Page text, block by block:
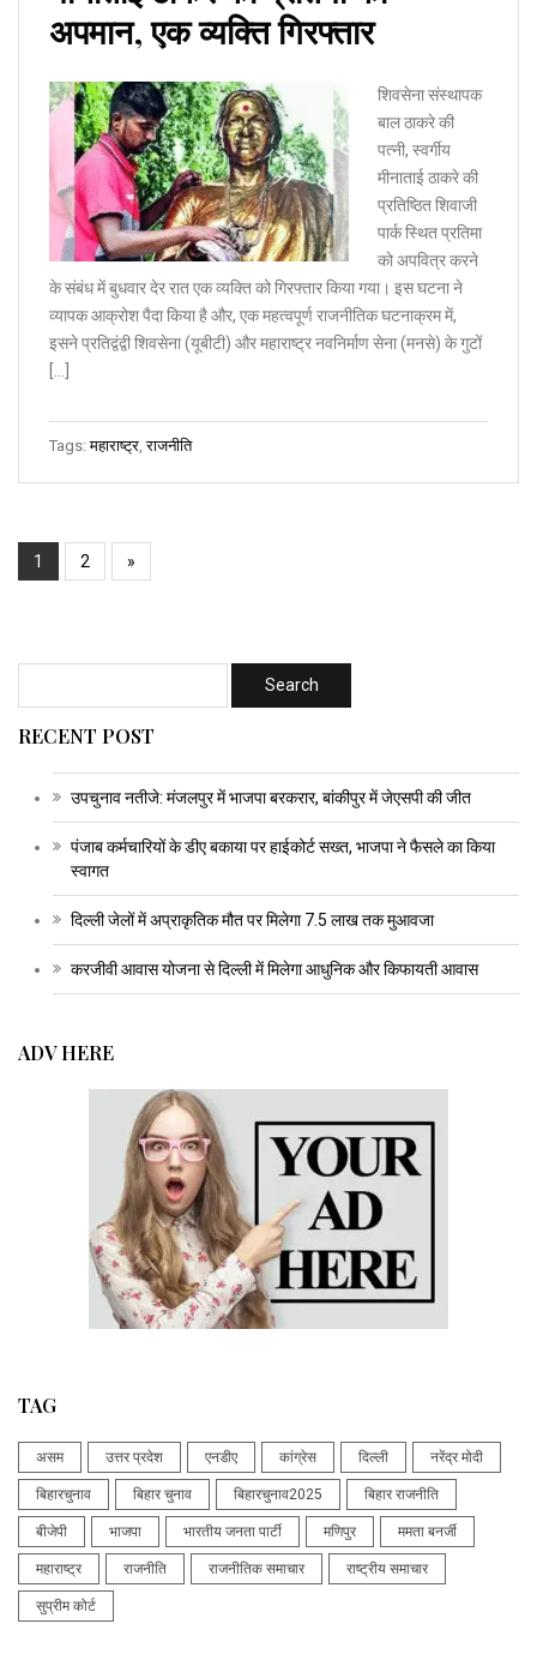
अपमान, एक व्यक्ति गिरफ्तार
शिवसेना संस्थापक
बाल ठाकरे की
पत्नी, स्वर्गीय
मीनाताई ठाकरे की
प्रतिष्ठित शिवाजी
पार्क स्थित प्रतिमा
को अपवित्र करने
के संबंध में बुधवार देर रात एक व्यक्ति को गिरफ्तार किया गया। इस घटना ने
व्यापक आक्रोश पैदा किया है और, एक महत्वपूर्ण राजनीतिक घटनाक्रम में,
इसने प्रतिद्वंद्वी शिवसेना (यूबीटी) और महाराष्ट्र नवनिर्माण सेना (मनसे) के गुटों
Tags:महाराष्ट्र ,राजनीति
1 2 »
RECENT POST
उपचुनाव नतीजे: मंजलपुर में भाजपा बरकरार, बांकीपुर में जेएसपी की जीत
पंजाब कर्मचारियों के डीए बकाया पर हाईकोर्ट सख्त, भाजपा ने फैसले का किया
स्वागत
दिल्ली जेलों में अप्राकृतिक मौत पर मिलेगा 7.5 लाख तक मुआवजा
करजीवी आवास योजना से दिल्ली में मिलेगा आधुनिक और किफायती आवास
ADV HERE
TAG
असम उत्तर प्रदेश एनडीए कांग्रेस दिल्ली नरेंद्र मोदी
बिहारचुनाव बिहार चुनाव बिहारचुनाव2025 बिहार राजनीति
बीजेपी भाजपा भारतीय जनता पार्टी मणिपुर ममता बनर्जी
महाराष्ट्र राजनीति राजनीतिक समाचार राष्ट्रीय समाचार
सुप्रीम कोर्ट